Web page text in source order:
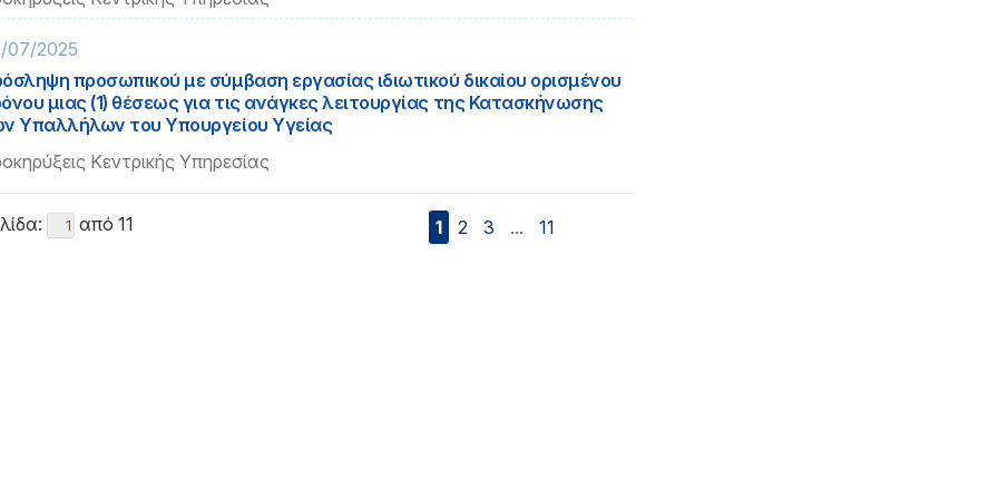
07/2025
προσωπικού με σύμβαση εργασίας ιδιωτικού δικαίου ορισμένου
μιας (1) θέσεως για τις ανάγκες λειτουργίας της Κατασκήνωσης
Υπαλλήλων του Υπουργείου Υγείας
Κεντρικής Υπηρεσίας
από 11 1 2 3 ... 11